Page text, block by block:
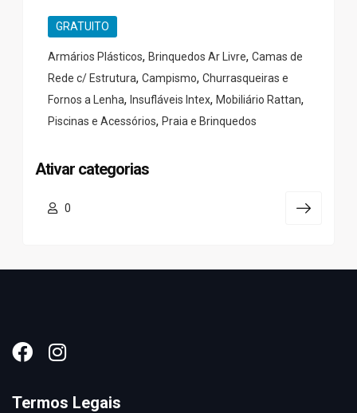
GRATUITO
Armários Plásticos, Brinquedos Ar Livre, Camas de
Rede c/ Estrutura, Campismo, Churrasqueiras e
Fornos a Lenha, Insufláveis Intex, Mobiliário Rattan,
Piscinas e Acessórios, Praia e Brinquedos
Ativar categorias
0
Termos Legais